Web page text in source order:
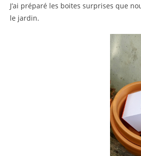
J’ai préparé les boites surprises que
le jardin.